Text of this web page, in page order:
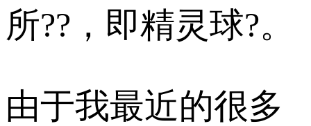
所??，即精灵球?。
由于我最近的很多